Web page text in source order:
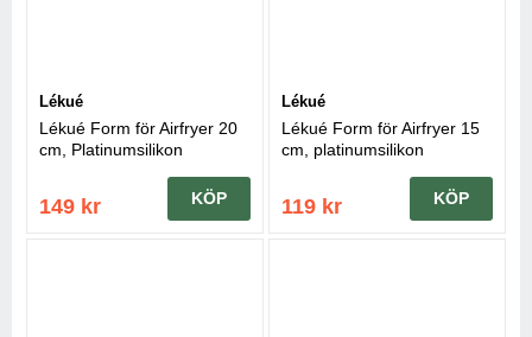
Lékué
Lékué Form för Airfryer 20
cm, Platinumsilikon
149 kr KÖP
Lékué
Lékué Form för Airfryer 15
cm, platinumsilikon
119 kr KÖP